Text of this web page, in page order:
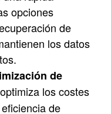
opciones
de
los datos
de
los costes
de